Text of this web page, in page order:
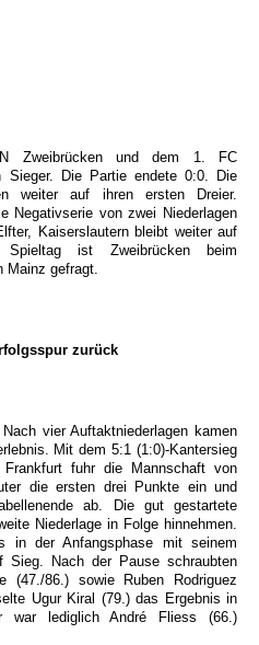
Zweibrücken und dem 1. FC
Sieger. Die Partie endete 0:0. Die
weiter auf ihren ersten Dreier.
Negativserie von zwei Niederlagen
Kaiserslautern bleibt weiter auf
ist Zweibrücken beim
Mainz gefragt.
zurück
vier Auftaktniederlagen kamen
Mit dem 5:1 (1:0)-Kantersieg
fuhr die Mannschaft von
die ersten drei Punkte ein und
ab. Die gut gestartete
Niederlage in Folge hinnehmen.
in der Anfangsphase mit seinem
Sieg. Nach der Pause schraubten
(47./86.) sowie Ruben Rodriguez
Ugur Kiral (79.) das Ergebnis in
war lediglich André Fliess (66.)